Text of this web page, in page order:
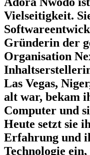
Vielseitigkeit.
Gründerin der
Organisation
Las Vegas,
alt war, bekam
Computer und
Heute setzt sie
Erfahrung und
Technologie